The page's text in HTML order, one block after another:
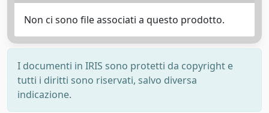
Non ci sono file associati a questo prodotto.
I documenti in IRIS sono protetti da copyright e
tutti i diritti sono riservati, salvo diversa
indicazione.